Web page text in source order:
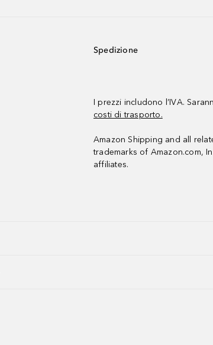
Spedizione
I prezzi includono l’IVA.
costi di trasporto.
Amazon Shipping and all
trademarks of Amazon.com,
affiliates.